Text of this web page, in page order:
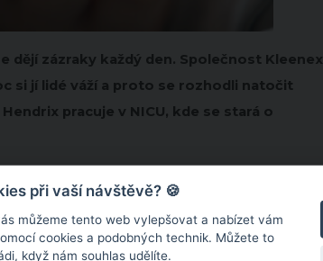
dějí zázraky každý den. Společnost Kleenex
si jí lidé váží a proto se rozhodli natočit
pracuje v NICU, kde se stará o
při vaší návštěvě? 🍪
můžeme tento web vylepšovat a nabízet vám
cookies a podobných technik. Můžete to
když nám souhlas udělíte.